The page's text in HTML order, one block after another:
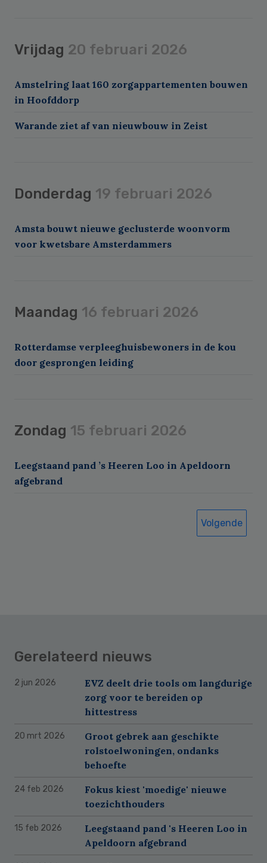
Vrijdag 20 februari 2026
Amstelring laat 160 zorgappartementen bouwen
in Hoofddorp
Warande ziet af van nieuwbouw in Zeist
Donderdag 19 februari 2026
Amsta bouwt nieuwe geclusterde woonvorm
voor kwetsbare Amsterdammers
Maandag 16 februari 2026
Rotterdamse verpleeghuisbewoners in de kou
door gesprongen leiding
Zondag 15 februari 2026
Leegstaand pand ’s Heeren Loo in Apeldoorn
afgebrand
Volgende
Gerelateerd nieuws
2 jun 2026
EVZ deelt drie tools om langdurige
zorg voor te bereiden op
hittestress
20 mrt 2026
Groot gebrek aan geschikte
rolstoelwoningen, ondanks
behoefte
24 feb 2026
Fokus kiest 'moedige' nieuwe
toezichthouders
15 feb 2026
Leegstaand pand 's Heeren Loo in
Apeldoorn afgebrand